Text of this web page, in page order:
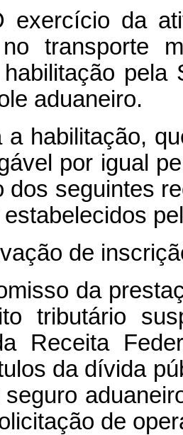
da
transporte
pela
aduaneiro.
habilitação,
por igual
dos seguintes
de
da
tributário
Receita
da dívida
seguro
de